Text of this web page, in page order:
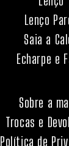
Lenço
Saia a
Echarpe e
Sobre a
Trocas e
Política de